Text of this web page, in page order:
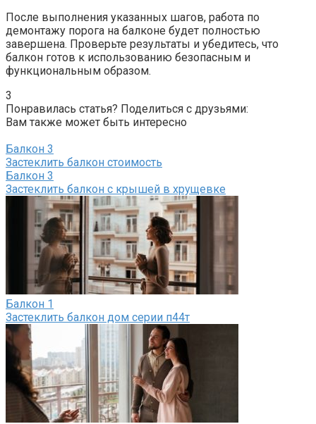
После выполнения указанных шагов, работа по
демонтажу порога на балконе будет полностью
завершена.​ Проверьте результаты и убедитесь, что
балкон готов к использованию безопасным и
функциональным образом.​
3
Понравилась статья? Поделиться с друзьями:
Вам также может быть интересно
Балкон 3
Застеклить балкон стоимость
Балкон 3
Застеклить балкон с крышей в хрущевке
Балкон 1
Застеклить балкон дом серии п44т